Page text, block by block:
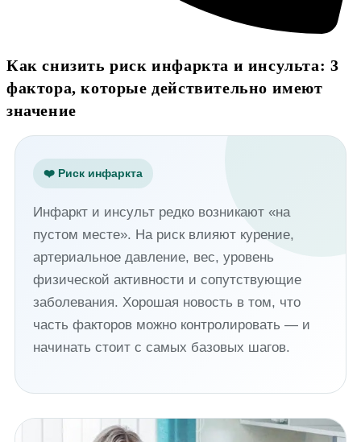
Как снизить риск инфаркта и инсульта: 3
фактора, которые действительно имеют
значение
❤️ Риск инфаркта
Инфаркт и инсульт редко возникают «на
пустом месте». На риск влияют курение,
артериальное давление, вес, уровень
физической активности и сопутствующие
заболевания. Хорошая новость в том, что
часть факторов можно контролировать — и
начинать стоит с самых базовых шагов.